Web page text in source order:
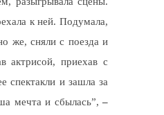
к ней. Подумала,
же, сняли с поезда и
актрисой, приехав с
спектакли и зашла за
мечта и сбылась”,–